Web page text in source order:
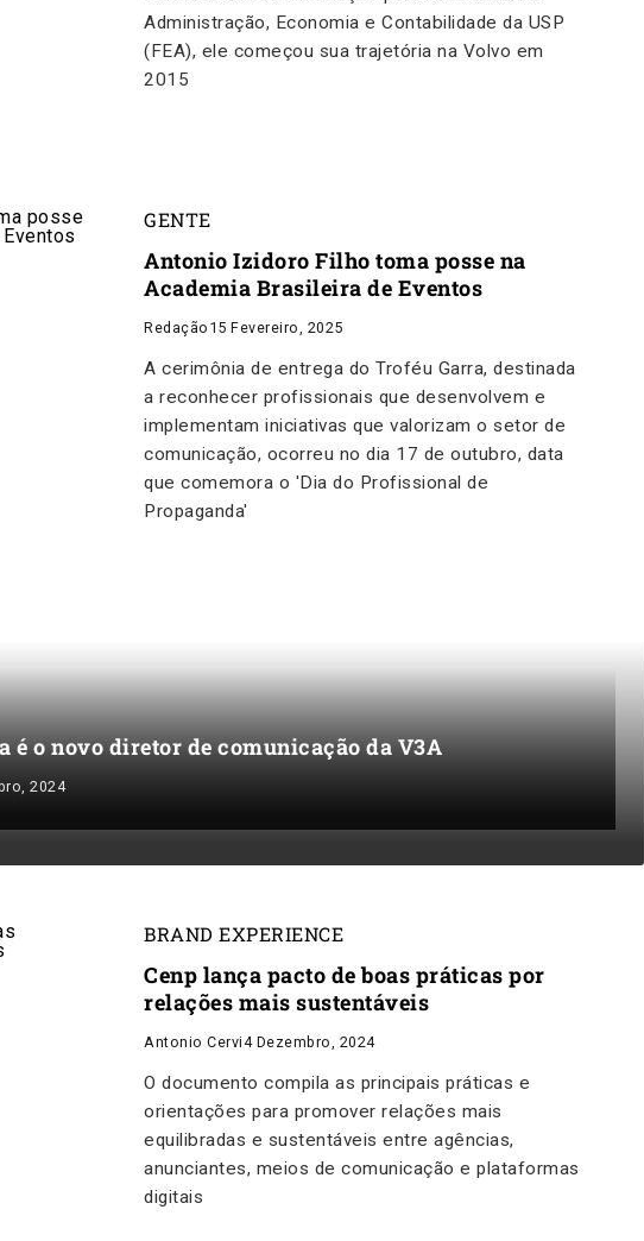
Administração, Economia e Contabilidade da USP
(FEA), ele começou sua trajetória na Volvo em
2015
GENTE
Antonio Izidoro Filho toma posse na
Academia Brasileira de Eventos
Redação 15 Fevereiro, 2025
A cerimônia de entrega do Troféu Garra, destinada
a reconhecer profissionais que desenvolvem e
implementam iniciativas que valorizam o setor de
comunicação, ocorreu no dia 17 de outubro, data
que comemora o 'Dia do Profissional de
Propaganda'
é o novo diretor de comunicação da V3A
2024
BRAND EXPERIENCE
Cenp lança pacto de boas práticas por
relações mais sustentáveis
Antonio Cervi4 Dezembro, 2024
O documento compila as principais práticas e
orientações para promover relações mais
equilibradas e sustentáveis entre agências,
anunciantes, meios de comunicação e plataformas
digitais